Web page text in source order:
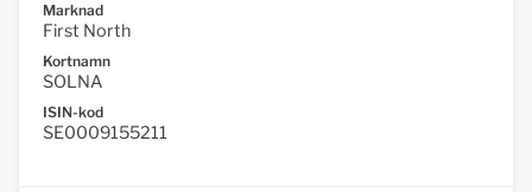
Marknad
First North
Kortnamn
SOLNA
ISIN-kod
SE0009155211